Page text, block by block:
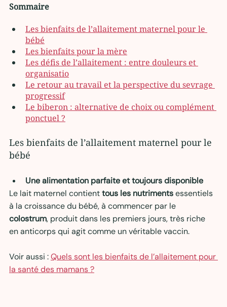
Sommaire
Les bienfaits de l’allaitement maternel pour le
bébé
Les bienfaits pour la mère
Les défis de l’allaitement : entre douleurs et
organisatio
Le retour au travail et la perspective du sevrage
progressif
Le biberon : alternative de choix ou complément
ponctuel ?
Les bienfaits de l’allaitement maternel pour le
bébé
Une alimentation parfaite et toujours disponible
Le lait maternel contient tous les nutriments essentiels
à la croissance du bébé, à commencer par le
colostrum, produit dans les premiers jours, très riche
en anticorps qui agit comme un véritable vaccin.
Voir aussi : Quels sont les bienfaits de l’allaitement pour
la santé des mamans ?